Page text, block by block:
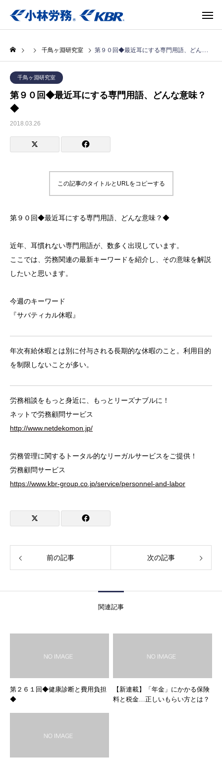
千鳥ヶ淵研究室 第９０回◆最近耳にする専門用語、どんな意味？◆
千鳥ヶ淵研究室
第９０回◆最近耳にする専門用語、どんな意味？
◆
2018.03.26
この記事のタイトルとURLをコピーする
第９０回◆最近耳にする専門用語、どんな意味？◆
近年、耳慣れない専門用語が、数多く出現しています。
ここでは、労務関連の最新キーワードを紹介し、その意味を解説
したいと思います。
今週のキーワード
『サバティカル休暇』
年次有給休暇とは別に付与される長期的な休暇のこと。利用目的
を制限しないことが多い。
労務相談をもっと身近に、もっとリーズナブルに！
ネットで労務顧問サービス
http://www.netdekomon.jp/
労務管理に関するトータル的なリーガルサービスをご提供！
労務顧問サービス
https://www.kbr-group.co.jp/service/personnel-and-labor
前の記事 次の記事
関連記事
第２６１回◆健康診断と費用負担
◆
【新連載】「年金」にかかる保険
料と税金…正しいもらい方とは？